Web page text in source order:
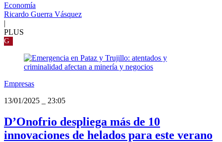
Economía
Ricardo Guerra Vásquez
|
PLUS
G
Empresas
13/01/2025
23:05
D’Onofrio despliega más de 10
innovaciones de helados para este verano